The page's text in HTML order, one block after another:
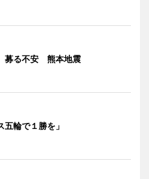
募る不安 熊本地震
五輪で１勝を」